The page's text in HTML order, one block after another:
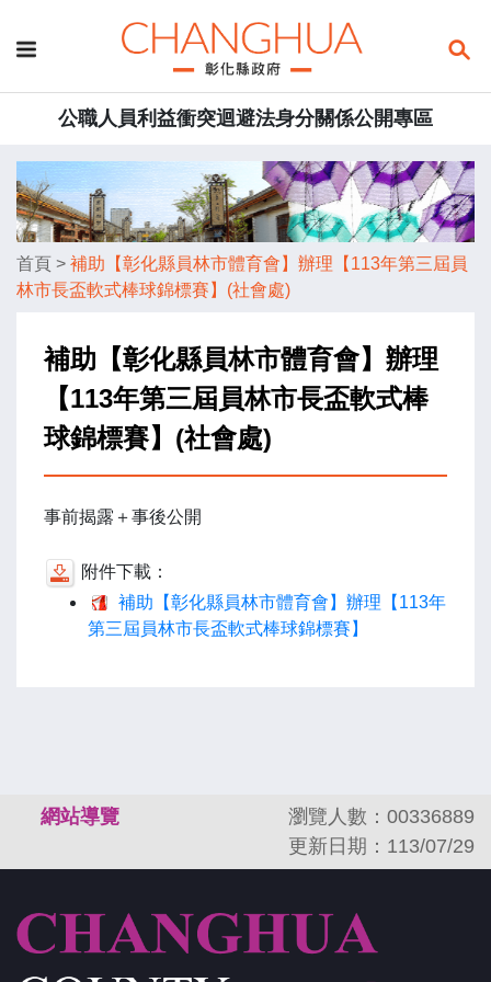
公職人員利益衝突迴避法身分關係公開專區
首頁 > 補助【彰化縣員林市體育會】辦理【113年第三屆員
林市長盃軟式棒球錦標賽】(社會處)
補助【彰化縣員林市體育會】辦理
【113年第三屆員林市長盃軟式棒
球錦標賽】(社會處)
事前揭露＋事後公開
附件下載：
補助【彰化縣員林市體育會】辦理【113年
第三屆員林市長盃軟式棒球錦標賽】
網站導覽
瀏覽人數：00336889
更新日期：113/07/29